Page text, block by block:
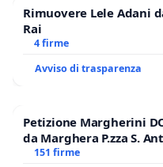
Rimuovere Lele Adani
Rai
4 firme
Avviso di trasparenza
Petizione Margherini
da Marghera P.zza S.
Polo tariffa a € 1,50
151 firme